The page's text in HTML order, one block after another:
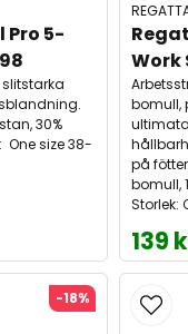
Pro 5-
30%
One size 38-
Work
bomull,
på
bomull,
Storlek:
139
-18%